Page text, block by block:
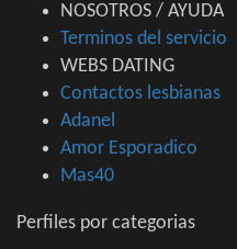
NOSOTROS / AYUDA
Terminos del servicio
WEBS DATING
Contactos lesbianas
Adanel
Amor Esporadico
Mas40
Perfiles por categorias